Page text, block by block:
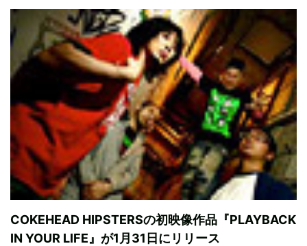
COKEHEAD HIPSTERSの初映像作品『PLAYBACK
IN YOUR LIFE』が1月31日にリリース